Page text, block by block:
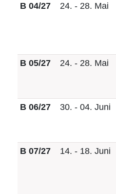
B 04/27
24. - 28. Mai
B 05/27
24. - 28. Mai
B 06/27
30. - 04. Juni
B 07/27
14. - 18. Juni